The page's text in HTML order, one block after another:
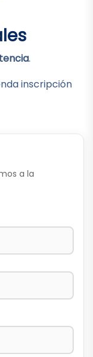
.
inscripción
a la